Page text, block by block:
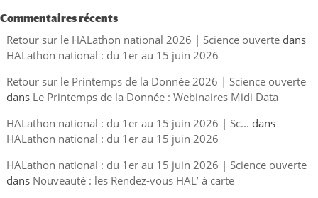
Commentaires récents
Retour sur le HALathon national 2026 | Science ouvertedans
HALathon national : du 1er au 15 juin 2026
Retour sur le Printemps de la Donnée 2026 | Science ouverte
dans Le Printemps de la Donnée : Webinaires Midi Data
HALathon national : du 1er au 15 juin 2026 | Sc... dans
HALathon national : du 1er au 15 juin 2026
HALathon national : du 1er au 15 juin 2026 | Science ouverte
dans Nouveauté : les Rendez-vous HAL’ à carte